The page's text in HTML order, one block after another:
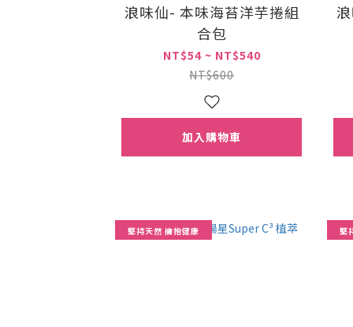
浪味仙- 本味海苔洋芋捲組
合包
NT$54 ~ NT$540
NT$600
加入購物車
堅持天然 擁抱健康 堅